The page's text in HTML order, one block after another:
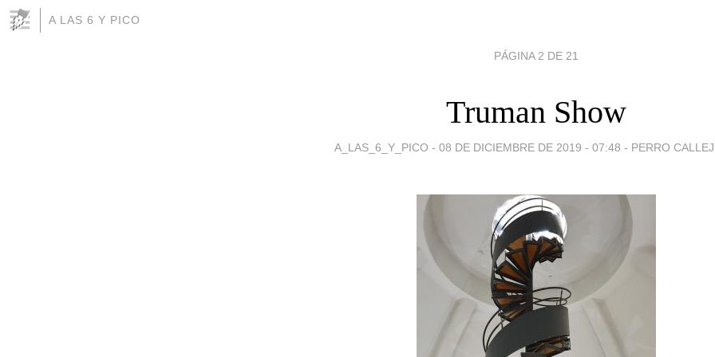
A LAS 6 Y PICO
PÁGINA 2 DE 21
Truman Show
A_LAS_6_Y_PICO - 08 DE DICIEMBRE DE 2019 - 07:48 - PERRO